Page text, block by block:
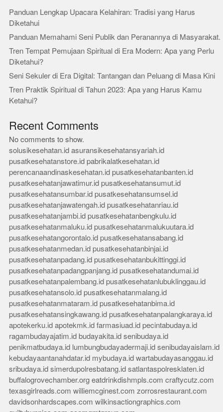
Panduan Lengkap Upacara Kelahiran: Tradisi yang Harus
Diketahui
Panduan Memahami Seni Publik dan Peranannya di Masyarakat.
Tren Tempat Pemujaan Spiritual di Era Modern: Apa yang Perlu
Diketahui?
Seni Sekuler di Era Digital: Tantangan dan Peluang di Masa Kini
Tren Praktik Spiritual di Tahun 2023: Apa yang Harus Kamu
Ketahui?
Recent Comments
No comments to show.
solusikesehatan.id asuransikesehatansyariah.id
pusatkesehatanstore.id pabrikalatkesehatan.id
perencanaandinaskesehatan.id pusatkesehatanbanten.id
pusatkesehatanjawatimur.id pusatkesehatansumut.id
pusatkesehatansumbar.id pusatkesehatansumsel.id
pusatkesehatanjawatengah.id pusatkesehatanriau.id
pusatkesehatanjambi.id pusatkesehatanbengkulu.id
pusatkesehatanmaluku.id pusatkesehatanmalukuutara.id
pusatkesehatangorontalo.id pusatkesehatansabang.id
pusatkesehatanmedan.id pusatkesehatanbinjai.id
pusatkesehatanpadang.id pusatkesehatanbukittinggi.id
pusatkesehatanpadangpanjang.id pusatkesehatandumai.id
pusatkesehatanpalembang.id pusatkesehatanlubuklinggau.id
pusatkesehatansolo.id pusatkesehatanmalang.id
pusatkesehatanmataram.id pusatkesehatanbima.id
pusatkesehatansingkawang.id pusatkesehatanpalangkaraya.id
apotekerku.id apotekmk.id farmasiuad.id pecintabudaya.id
ragambudayajatim.id budayakita.id senibudaya.id
penikmatbudaya.id lumbungbudayadermaji.id senibudayaislam.id
kebudayaantanahdatar.id mybudaya.id wartabudayasanggau.id
sribudaya.id simerdupolresbatang.id satlantaspolresklaten.id
buffalogrovechamber.org eatdrinkdishmpls.com craftycutz.com
texasgirlreads.com williemcginest.com zorrosrestaurant.com
davidsonhardscapes.com wilkinsactiongraphics.com